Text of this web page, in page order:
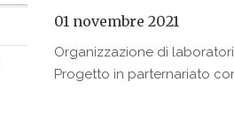
01 novembre 2021
Organizzazione di
Progetto in parternariato